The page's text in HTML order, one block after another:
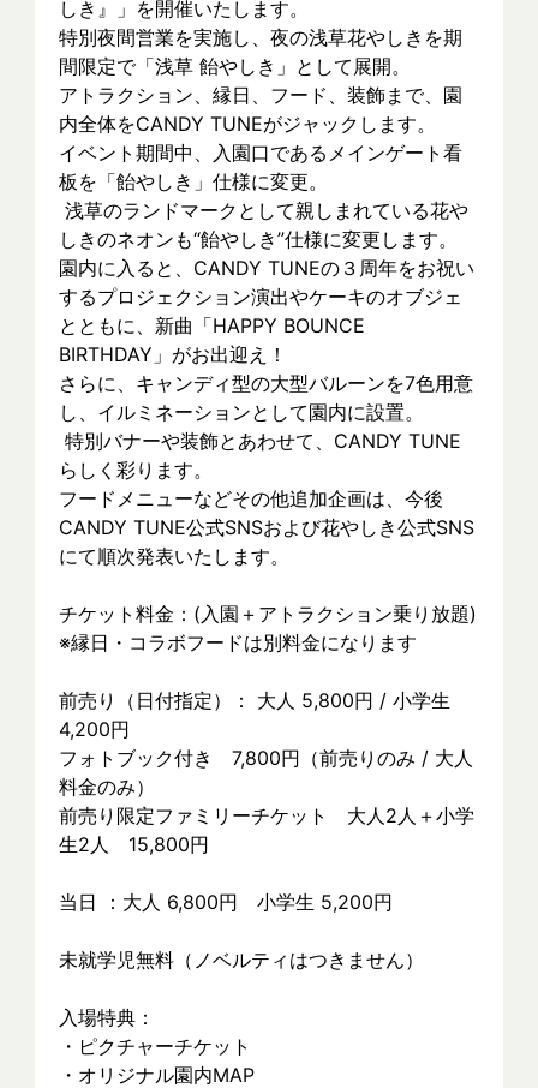
しき』」を開催いたします。
特別夜間営業を実施し、夜の浅草花やしきを期
間限定で「浅草 飴やしき」として展開。
アトラクション、縁日、フード、装飾まで、園
内全体をCANDY TUNEがジャックします。
イベント期間中、入園口であるメインゲート看
板を「飴やしき」仕様に変更。
しきのネオンも“飴やしき”仕様に変更します。
園内に入ると、CANDY TUNEの３周年をお祝い
するプロジェクション演出やケーキのオブジェ
とともに、新曲「HAPPY BOUNCE
BIRTHDAY」がお出迎え！
さらに、キャンディ型の大型バルーンを7色用意
し、イルミネーションとして園内に設置。
らしく彩ります。
フードメニューなどその他追加企画は、今後
CANDY TUNE公式SNSおよび花やしき公式SNS
にて順次発表いたします。
チケット料金：(入園＋アトラクション乗り放題)
※縁日・コラボフードは別料金になります
前売り（日付指定）： 大人 5,800円 / 小学生
4,200円
フォトブック付き　7,800円（前売りのみ / 大人
料金のみ）
前売り限定ファミリーチケット　大人2人＋小学
生2人　15,800円
当日 ：大人 6,800円　小学生 5,200円
未就学児無料（ノベルティはつきません）
入場特典：
・ピクチャーチケット
・オリジナル園内MAP